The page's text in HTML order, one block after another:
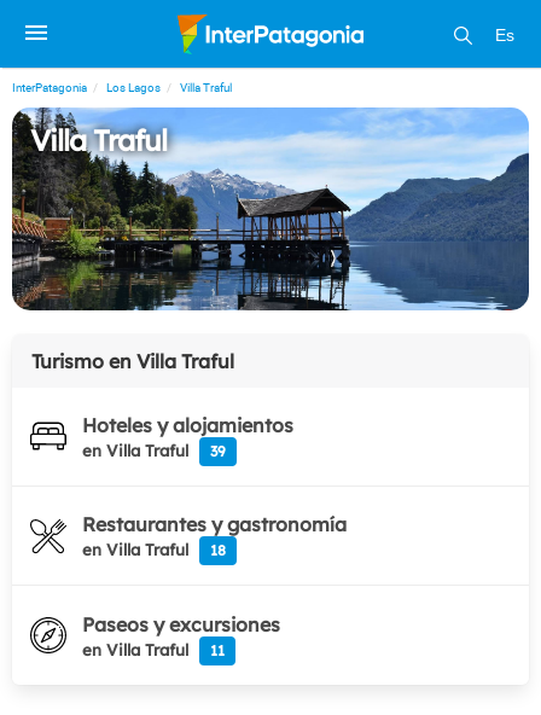
Es
InterPatagonia Los Lagos Villa Traful
Villa Traful
Turismo en Villa Traful
Hoteles y alojamientos
en Villa Traful 39
Restaurantes y gastronomía
en Villa Traful 18
Paseos y excursiones
en Villa Traful 11